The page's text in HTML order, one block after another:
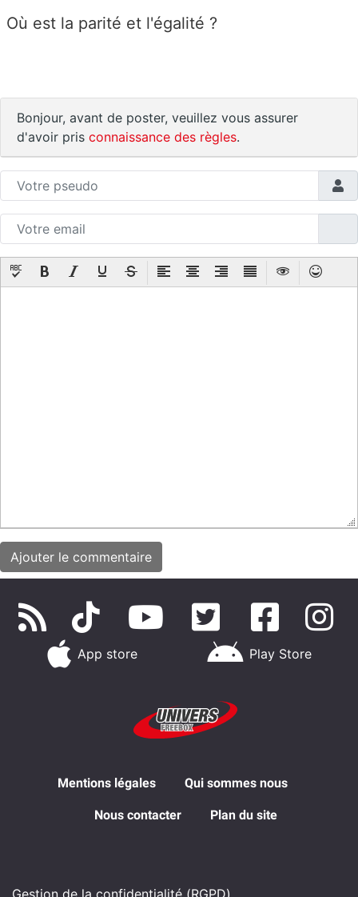
Où est la parité et l'égalité ?
Bonjour, avant de poster, veuillez vous assurer
d'avoir pris connaissance des règles.
App store Play Store
Mentions légales Qui sommes nous
Nous contacter Plan du site